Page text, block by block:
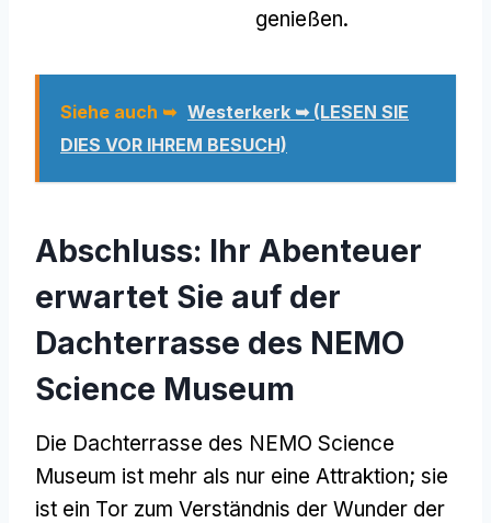
genießen.
Siehe auch ➥ Westerkerk ➥ (LESEN SIE
DIES VOR IHREM BESUCH)
Abschluss: Ihr Abenteuer
erwartet Sie auf der
Dachterrasse des NEMO
Science Museum
Die Dachterrasse des NEMO Science
Museum ist mehr als nur eine Attraktion; sie
ist ein Tor zum Verständnis der Wunder der